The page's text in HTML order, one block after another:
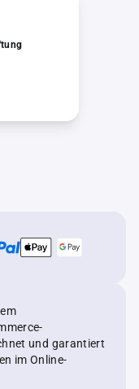
und garantiert
im Online-